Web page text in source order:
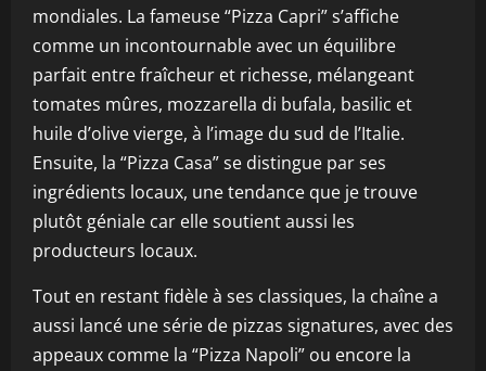
mondiales. La fameuse “Pizza Capri” s’affiche
comme un incontournable avec un équilibre
parfait entre fraîcheur et richesse, mélangeant
tomates mûres, mozzarella di bufala, basilic et
huile d’olive vierge, à l’image du sud de l’Italie.
Ensuite, la “Pizza Casa” se distingue par ses
ingrédients locaux, une tendance que je trouve
plutôt géniale car elle soutient aussi les
producteurs locaux.
Tout en restant fidèle à ses classiques, la chaîne a
aussi lancé une série de pizzas signatures, avec des
appeaux comme la “Pizza Napoli” ou encore la